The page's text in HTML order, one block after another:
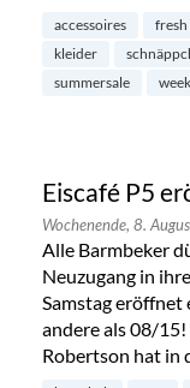
accessoires fresh
kleider
summersale
Eiscafé P5
Wochenende, 8.
Alle Barmbeker
Neuzugang in
Samstag eröffnet
andere als 08/
Robertson hat in